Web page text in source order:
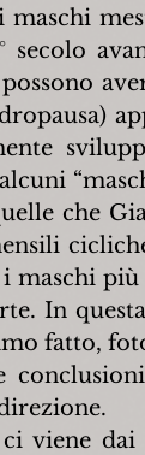
maschi
secolo
che
maschi
In
fatto,
viene